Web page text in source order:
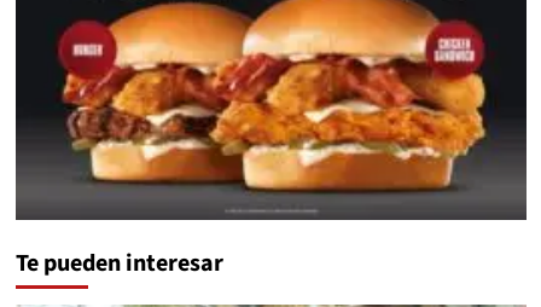
Te pueden interesar